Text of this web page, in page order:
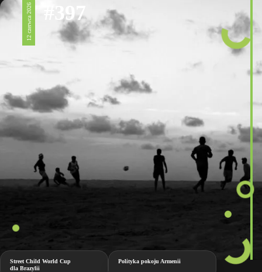
12 czerwca 2026 #397
Street Child World Cup
dla Brazylii
Polityka pokoju Armenii